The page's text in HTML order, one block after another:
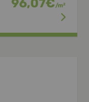
96,07€/m2